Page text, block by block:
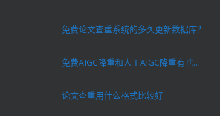
免费论文查重系统的多久更新数据库？
免费AIGC降重和人工AIGC降重有啥区别？
论文查重用什么格式比较好